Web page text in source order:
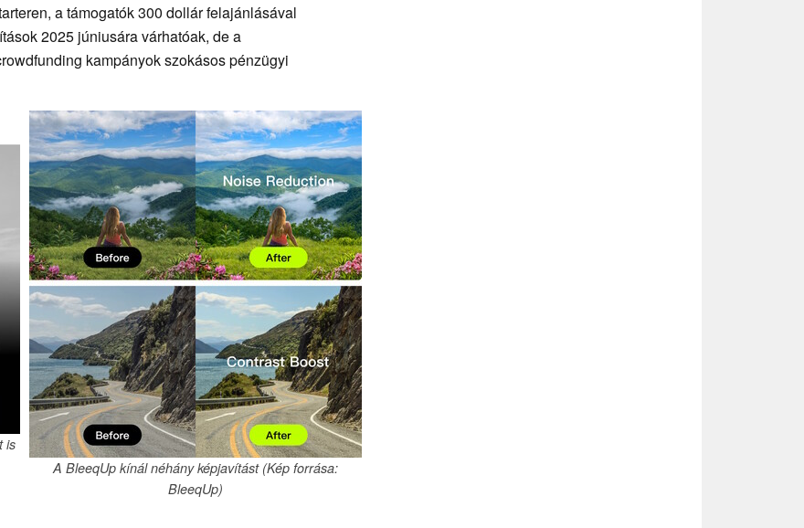
a támogatók 300 dollár felajánlásával
2025 júniusára várhatóak, de a
kampányok szokásos pénzügyi
is
A BleeqUp kínál néhány képjavítást (Kép forrása:
BleeqUp)